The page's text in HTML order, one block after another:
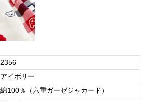
2356
アイボリー
綿100％（六重ガーゼジャカード）